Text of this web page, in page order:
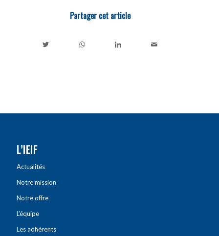
Partager cet article
L’IEIF
Actualités
Notre mission
Notre offre
L’équipe
Les adhérents